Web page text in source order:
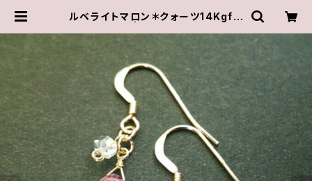
ルベライトマロン＊クォーツ14Kgfピ
ky.）アクセサリーショップ